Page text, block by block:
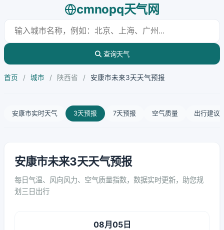
cmnopq天气网
查询天气
首页 / 城市 / 陕西省 / 安康市未来3天天气预报
安康市实时天气 3天预报 7天预报 空气质量 出行建议
安康市未来3天天气预报
每日气温、风向风力、空气质量指数，数据实时更新，助您规
划三日出行
08月05日